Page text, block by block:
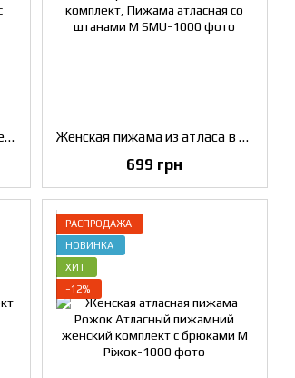
Женская пижама из атласа Leopard, Атласный женский комплект, Пижама атласная с брюками M Женская пижама из атласа в Полоску, Атласный женский комплект, Пижама атласная со штанами M
699 грн
РАСПРОДАЖА
НОВИНКА
ХИТ
−12%